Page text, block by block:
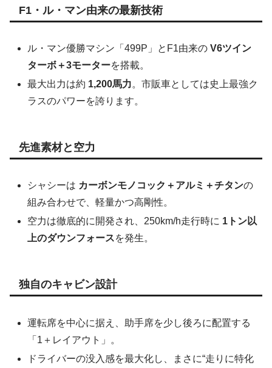
F1・ル・マン由来の最新技術
ル・マン優勝マシン「499P」とF1由来のV6ツイン
ターボ＋3モーターを搭載。
最大出力は約 1,200馬力。市販車としては史上最強ク
ラスのパワーを誇ります。
先進素材と空力
シャシーは カーボンモノコック＋アルミ＋チタンの
組み合わせで、軽量かつ高剛性。
空力は徹底的に開発され、250km/h走行時に 1トン以
上のダウンフォースを発生。
独自のキャビン設計
運転席を中心に据え、助手席を少し後ろに配置する
「1＋レイアウト」。
ドライバーの没入感を最大化し、まさに“走りに特化